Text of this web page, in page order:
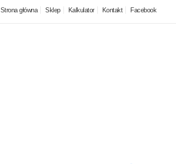
Strona główna Sklep Kalkulator Kontakt Facebook